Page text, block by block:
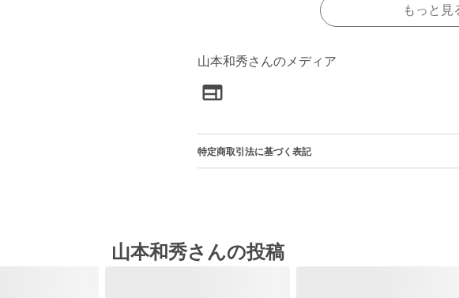
もっと見
山本和秀さんのメディア
特定商取引法に基づく表記
山本和秀さんの投稿